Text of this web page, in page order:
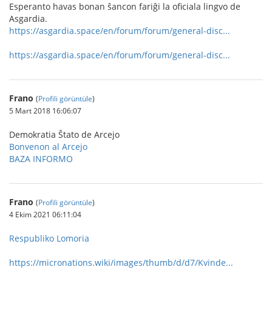
Esperanto havas bonan ŝancon fariĝi la oficiala lingvo de
Asgardia.
https://asgardia.space/en/forum/forum/general-disc...
https://asgardia.space/en/forum/forum/general-disc...
Frano (Profili görüntüle)
5 Mart 2018 16:06:07
Demokratia Ŝtato de Arcejo
Bonvenon al Arcejo
BAZA INFORMO
Frano (Profili görüntüle)
4 Ekim 2021 06:11:04
Respubliko Lomoria
https://micronations.wiki/images/thumb/d/d7/Kvinde...